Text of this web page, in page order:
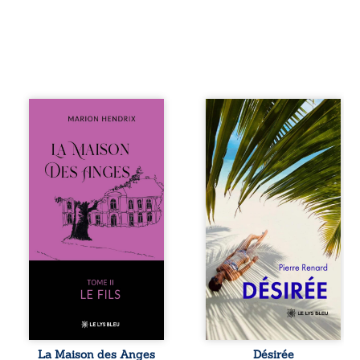
Nous sommes en
après le décès du
patriarche
Anatole-Eustache.
La famille devra
affronter non
seulement un
inconnu qui rôde
autour du
domaine et dont
Firmin, le fidèle
majordome,
redoute les visites,
encombrant
Eustache, la
La Maison des Anges
Au réveil, Pierre,
jeune retraité,
découvre qu’il est
devenu une
séduisante femme
métissée de trente
ans. À peine a-t-il
commencé à
apprivoiser ce
nouveau corps
qu’Ange surgit
dans sa vie et fait
vaciller toutes ses
certitudes. Entre
eux, l’attirance est
immédiate,
brûlante jusqu’à
ce qu’un secret
Désirée